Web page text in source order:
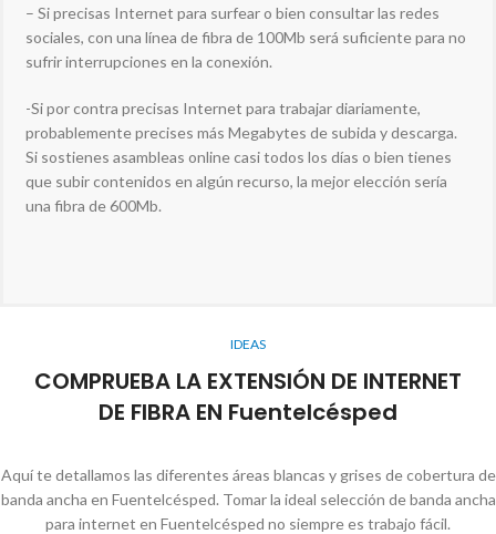
– Si precisas Internet para surfear o bien consultar las redes
sociales, con una línea de fibra de 100Mb será suficiente para no
sufrir interrupciones en la conexión.
-Si por contra precisas Internet para trabajar diariamente,
probablemente precises más Megabytes de subida y descarga.
Si sostienes asambleas online casi todos los días o bien tienes
que subir contenidos en algún recurso, la mejor elección sería
una fibra de 600Mb.
IDEAS
COMPRUEBA LA EXTENSIÓN DE INTERNET
DE FIBRA EN Fuentelcésped
Aquí te detallamos las diferentes áreas blancas y grises de cobertura de
banda ancha en Fuentelcésped. Tomar la ideal selección de banda ancha
para internet en Fuentelcésped no siempre es trabajo fácil.